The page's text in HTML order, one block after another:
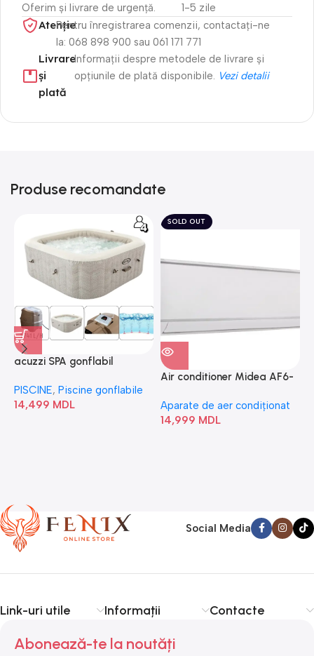
Oferim și livrare de urgență.
1-5 zile
Atenție​Pentru înregistrarea comenzii, contactați-ne
la: 068 898 900 sau 061 171 771
Livrare
și
plată
Informații despre metodele de livrare și
opțiunile de plată disponibile. Vezi detalii
Produse recomandate
acuzzi SPA gonflabil
Bubble” 28446
PISCINE, Piscine gonflabile
14,499 MDL
SOLD OUT
Air conditioner Midea AF6-
Aparate de aer condiționat
14,999 MDL
Social Media
Link-uri utile Informații Contacte
Abonează-te la noutăți